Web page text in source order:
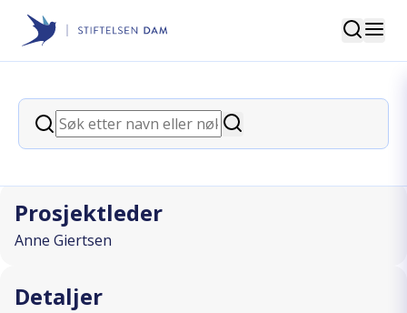
Stiftelsen Dam
Søk
Søk
Søk
back
Er du en engel nå, lillesøster? En film
Prosjektleder
Anne Giertsen
Detaljer